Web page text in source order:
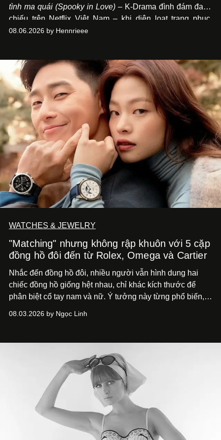
tình ma quái (Spooky in Love) – K-Drama đình đám đang
chiếu trên Netflix Việt Nam – khi diện loạt trang phục,
đồng hồ & trang sức xa xỉ tương xứng với địa vị trên màn
08.06.2026 by Hennrieee
WATCHES & JEWELRY
"Matching" nhưng không rập khuôn với 5 cặp
đồng hồ đôi đến từ Rolex, Omega và Cartier
Nhắc đến đồng hồ đôi, nhiều người vẫn hình dung hai
chiếc đồng hồ giống hệt nhau, chỉ khác kích thước để
phân biệt cổ tay nam và nữ. Ý tưởng này từng phổ biến,
khá rập khuôn. Nói lời tạm biết hai phiên bản nam nữ
mải miết tìm kiếm sự đồng nhất tuyệt đối. Họ để những
đường nét, tỷ lệ và bảng màu nối liền hai thiết kế, dù mỗi
phiên bản vẫn mang linh hồn riêng.
08.03.2026 by Ngọc Linh